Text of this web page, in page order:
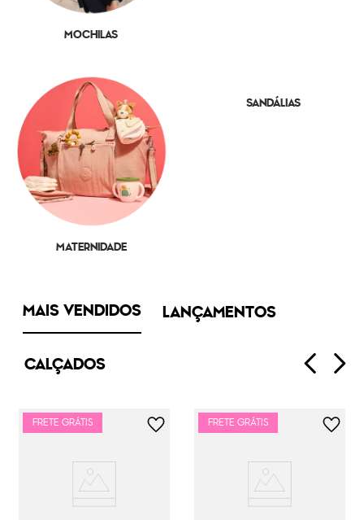
MOCHILAS
MATERNIDADE
SANDÁLIAS
MAIS VENDIDOS LANÇAMENTOS
CALÇADOS
FRETE GRÁTIS FRETE GRÁTIS